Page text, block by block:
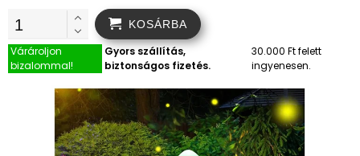
KOSÁRBA
Várároljon
bizalommal!
Gyors szállítás,
biztonságos fizetés.
30.000 Ft felett
ingyenesen.